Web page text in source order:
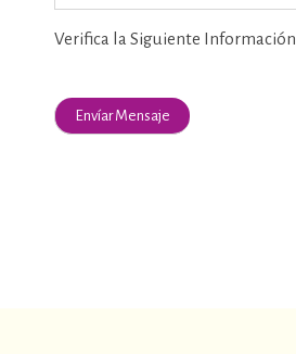
Verifica la Siguiente Información